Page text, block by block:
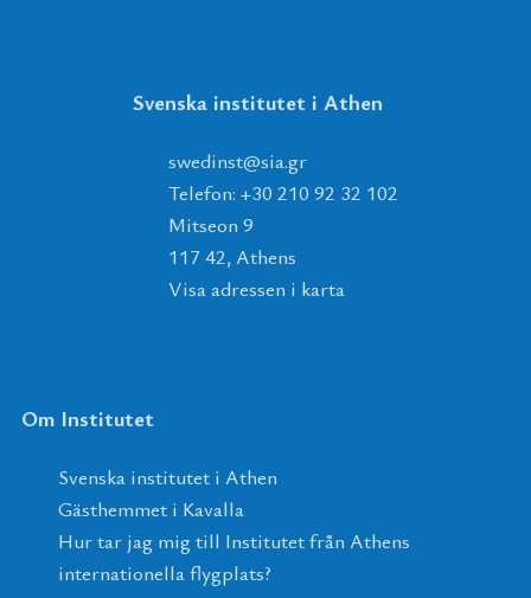
Svenska institutet i Athen
rg
.
ais
@
tsnidews
Telefon: +30 210 92 32 102
Mitseon 9
117 42, Athens
Visa adressen i karta
Om Institutet
Svenska institutet i Athen
Gästhemmet i Kavalla
Hur tar jag mig till Institutet från Athens
internationella flygplats?